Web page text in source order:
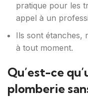
pratique pour les
appel à un
Ils sont étanches,
à tout moment.
Qu’est-ce
plomberie